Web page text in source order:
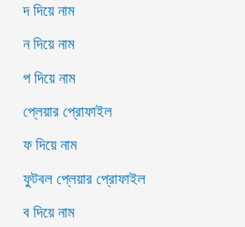
দ দিয়ে নাম
ন দিয়ে নাম
প দিয়ে নাম
প্লেয়ার প্রোফাইল
ফ দিয়ে নাম
ফুটবল প্লেয়ার প্রোফাইল
ব দিয়ে নাম